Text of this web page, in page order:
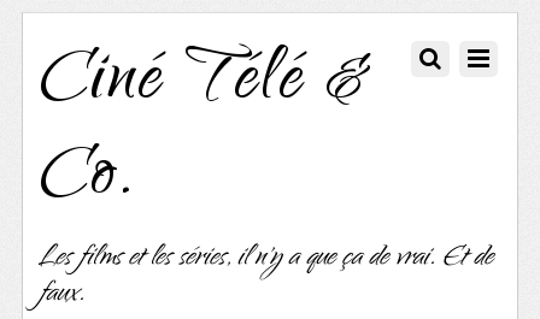
Ciné Télé &
Co.
Les films et les séries, il n'y a que ça de vrai. Et de
faux.